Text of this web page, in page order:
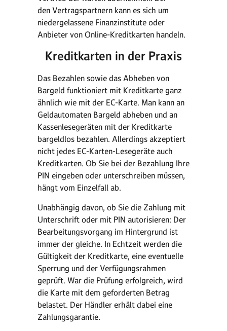
den Vertragspartnern kann es sich um
niedergelassene Finanzinstitute oder
Anbieter von Online-Kreditkarten handeln.
Kreditkarten in der Praxis
Das Bezahlen sowie das Abheben von
Bargeld funktioniert mit Kreditkarte ganz
ähnlich wie mit der EC-Karte. Man kann an
Geldautomaten Bargeld abheben und an
Kassenlesegeräten mit der Kreditkarte
bargeldlos bezahlen. Allerdings akzeptiert
nicht jedes EC-Karten-Lesegeräte auch
Kreditkarten. Ob Sie bei der Bezahlung Ihre
PIN eingeben oder unterschreiben müssen,
hängt vom Einzelfall ab.
Unabhängig davon, ob Sie die Zahlung mit
Unterschrift oder mit PIN autorisieren: Der
Bearbeitungsvorgang im Hintergrund ist
immer der gleiche. In Echtzeit werden die
Gültigkeit der Kreditkarte, eine eventuelle
Sperrung und der Verfügungsrahmen
geprüft. War die Prüfung erfolgreich, wird
die Karte mit dem geforderten Betrag
belastet. Der Händler erhält dabei eine
Zahlungsgarantie.